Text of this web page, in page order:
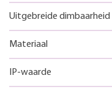
Uitgebreide dimbaarheid
Materiaal
IP-waarde